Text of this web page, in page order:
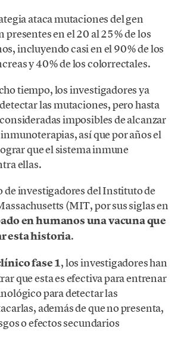
ataca mutaciones del gen
presentes en el 20 al 25% de los
incluyendo casi en el 90% de los
y 40% de los colorrectales.
tiempo, los investigadores ya
las mutaciones, pero hasta
imposibles de alcanzar
así que por años el
que el sistema inmune
ellas.
de investigadores del Instituto de
(MIT, por sus siglas en
en humanos una vacuna que
esta historia.
fase 1, los investigadores han
que esta es efectiva para entrenar
para detectar las
además de que no presenta,
o efectos secundarios